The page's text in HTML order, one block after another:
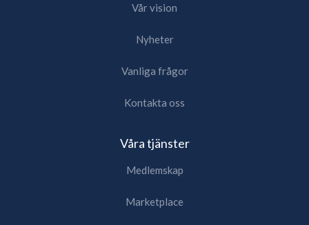
Vår vision
Nyheter
Vanliga frågor
Kontakta oss
Våra tjänster
Medlemskap
Marketplace